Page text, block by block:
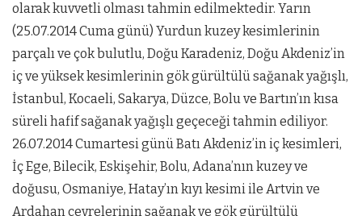
olarak kuvvetli olması tahmin edilmektedir. Yarın
(25.07.2014 Cuma günü) Yurdun kuzey kesimlerinin
parçalı ve çok bulutlu, Doğu Karadeniz, Doğu Akdeniz’in
iç ve yüksek kesimlerinin gök gürültülü sağanak yağışlı,
İstanbul, Kocaeli, Sakarya, Düzce, Bolu ve Bartın’ın kısa
süreli hafif sağanak yağışlı geçeceği tahmin ediliyor.
26.07.2014 Cumartesi günü Batı Akdeniz’in iç kesimleri,
İç Ege, Bilecik, Eskişehir, Bolu, Adana’nın kuzey ve
doğusu, Osmaniye, Hatay’ın kıyı kesimi ile Artvin ve
Ardahan çevrelerinin sağanak ve gök gürültülü